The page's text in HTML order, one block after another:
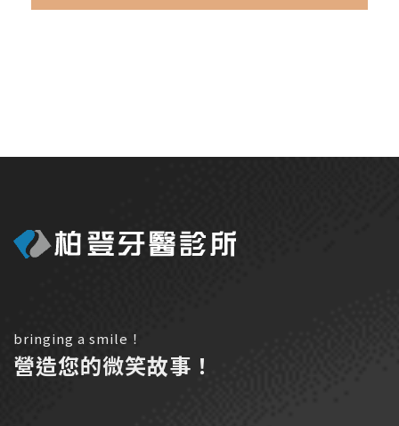
bringing a smile！
營造您的微笑故事！